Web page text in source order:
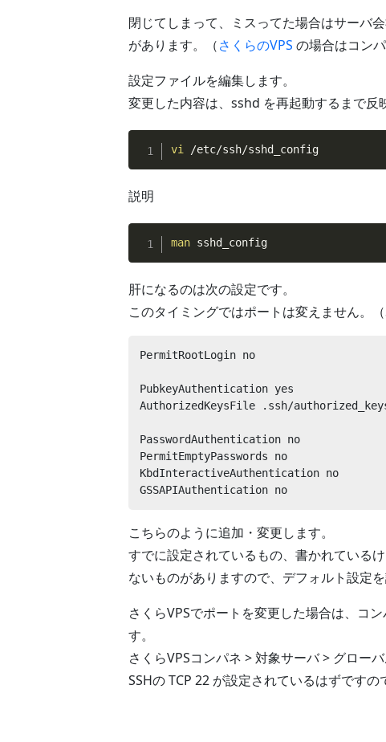
閉じてしまって、ミスってた場合はサーバ
があります。（さくらのVPS の場合はコンパ
設定ファイルを編集します。
変更した内容は、sshd を再起動するまで反
vi /etc/ssh/sshd_config
説明
man sshd_config
肝になるのは次の設定です。
このタイミングではポートは変えません。
PermitRootLogin no
PubkeyAuthentication yes
AuthorizedKeysFile .ssh/
PasswordAuthentication no
PermitEmptyPasswords no
KbdInteractiveAuthentication no
GSSAPIAuthentication no
こちらのように追加・変更します。
すでに設定されているもの、書かれている
ないものがありますので、デフォルト設定
さくらVPSでポートを変更した場合は、コ
す。
さくらVPSコンパネ > 対象サーバ > グロー
SSHの TCP 22 が設定されているはずですの